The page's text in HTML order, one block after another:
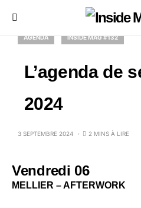
AGENDA INSIDE MAG #132
L’agenda de
2024
3 SEPTEMBRE 2024 2 MINS À LIRE
Vendredi 06
MELLIER – AFTERWORK